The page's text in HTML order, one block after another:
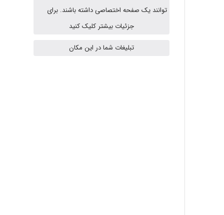
A.balandeh
توانند یک صفحه اختصاصی داشته باشند. برای
جزئیات بیشتر کلیک کنید
تبلیغات شما در این مکان